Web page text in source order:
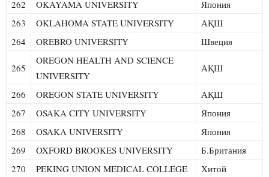
262
OKAYAMA UNIVERSITY
Япония
263
OKLAHOMA STATE UNIVERSITY
АҚШ
264
OREBRO UNIVERSITY Швеция
265
OREGON HEALTH AND SCIENCE
UNIVERSITY
АҚШ
266 OREGON STATE UNIVERSITY
АҚШ
267
OSAKA CITY UNIVERSITY
Япония
268
OSAKA UNIVERSITY
Япония
269
OXFORD BROOKES UNIVERSITY
Б.Британия
270
PEKING UNION MEDICAL COLLEGE
Хитой